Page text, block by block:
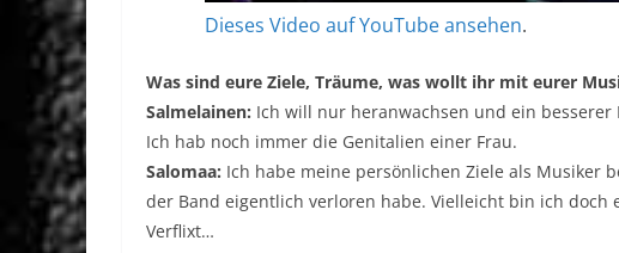
Dieses Video auf YouTube ansehen.
Was sind eure Ziele, Träume, was wollt ihr mit eurer
Salmelainen: Ich will nur heranwachsen und ein
Ich hab noch immer die Genitalien einer Frau.
Salomaa: Ich habe meine persönlichen Ziele als Musiker
der Band eigentlich verloren habe. Vielleicht bin ich doch
Verflixt…